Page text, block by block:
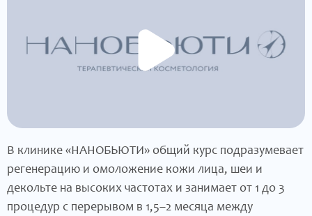
В клинике «НАНОБЬЮТИ» общий курс подразумевает
регенерацию и омоложение кожи лица, шеи и
декольте на высоких частотах и занимает от 1 до 3
процедур с перерывом в 1,5–2 месяца между